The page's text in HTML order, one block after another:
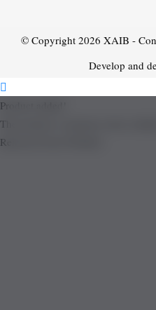
© Copyright 2026 XAIB -
Develop and
Product added!
The product is already in the
Removed from Wishlist